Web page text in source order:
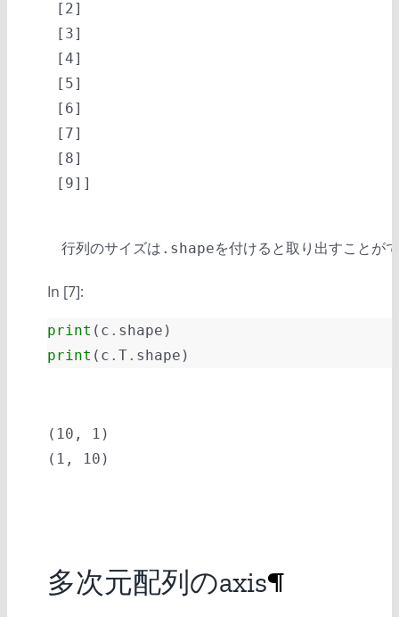
[2]
[3]
[4]
[5]
[6]
[7]
[8]
行列のサイズは .shapeを付けると取り出すことが
In [7]:
print ( c . shape )
print ( c . T. shape )
(10, 1)
多次元配列のaxis¶